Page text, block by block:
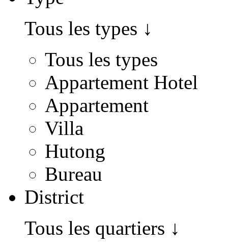
Tous les types ↓
Tous les types
Appartement Hotel
Appartement
Villa
Hutong
Bureau
District
Tous les quartiers ↓